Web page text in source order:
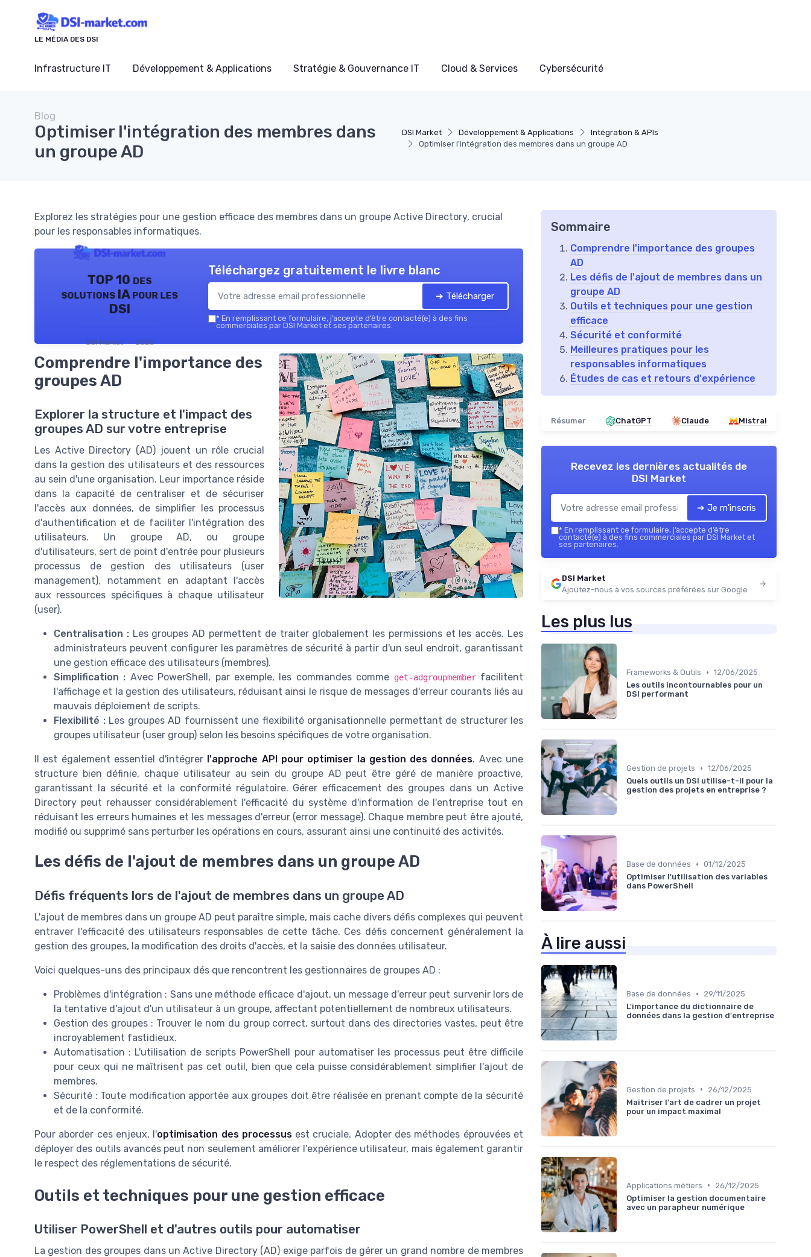
LE MÉDIA DES DSI
Infrastructure IT Développement & Applications Stratégie & Gouvernance IT Cloud & Services Cybersécurité
DSI Market Développement & Applications
Intégration & APIs
Optimiser l'intégration des membres dans un groupe AD
Blog
Optimiser l'intégration des membres dans
un groupe AD
Explorez les stratégies pour une gestion efficace des membres dans un groupe Active Directory, crucial
pour les responsables informatiques.
TOP 10 des
solutions IA pour les
DSI
DSI Market — 2026
Téléchargez gratuitement le livre blanc
➔ Télécharger
* En remplissant ce formulaire, j’accepte d’être contacté(e) à des fins
commerciales par DSI Market et ses partenaires.
Comprendre l'importance des
groupes AD
Explorer la structure et l'impact des
groupes AD sur votre entreprise
Les Active Directory (AD) jouent un rôle crucial
dans la gestion des utilisateurs et des ressources
au sein d'une organisation. Leur importance réside
dans la capacité de centraliser et de sécuriser
l'accès aux données, de simplifier les processus
d'authentification et de faciliter l'intégration des
utilisateurs. Un groupe AD, ou groupe
d'utilisateurs, sert de point d'entrée pour plusieurs
processus de gestion des utilisateurs (user
management), notamment en adaptant l'accès
aux ressources spécifiques à chaque utilisateur
(user).
Centralisation :Les groupes AD permettent de traiter globalement les permissions et les accès. Les
administrateurs peuvent configurer les paramètres de sécurité à partir d'un seul endroit, garantissant
une gestion efficace des utilisateurs (membres).
Simplification : Avec PowerShell, par exemple, les commandes comme get-adgroupmemberfacilitent
l'affichage et la gestion des utilisateurs, réduisant ainsi le risque de messages d'erreur courants liés au
mauvais déploiement de scripts.
Flexibilité :Les groupes AD fournissent une flexibilité organisationnelle permettant de structurer les
groupes utilisateur (user group) selon les besoins spécifiques de votre organisation.
Il est également essentiel d'intégrer l'approche API pour optimiser la gestion des données. Avec une
structure bien définie, chaque utilisateur au sein du groupe AD peut être géré de manière proactive,
garantissant la sécurité et la conformité régulatoire. Gérer efficacement des groupes dans un Active
Directory peut rehausser considérablement l'efficacité du système d'information de l'entreprise tout en
réduisant les erreurs humaines et les messages d'erreur (error message). Chaque membre peut être ajouté,
modifié ou supprimé sans perturber les opérations en cours, assurant ainsi une continuité des activités.
Les défis de l'ajout de membres dans un groupe AD
Défis fréquents lors de l'ajout de membres dans un groupe AD
L'ajout de membres dans un groupe AD peut paraître simple, mais cache divers défis complexes qui peuvent
entraver l'efficacité des utilisateursresponsables de cette tâche. Ces défis concernent généralement la
gestion des groupes, la modification des droits d'accès, et la saisie des données utilisateur.
Voici quelques-uns des principaux dés que rencontrent les gestionnaires de groupes AD :
Problèmes d'intégration : Sans une méthode efficace d'ajout, un message d'erreur peut survenir lors de
la tentative d'ajout d'un utilisateur à un groupe, affectant potentiellement de nombreux utilisateurs.
Gestion des groupes: Trouver le nom du groupcorrect, surtout dans des directories vastes, peut être
incroyablement fastidieux.
Automatisation : L'utilisation de scripts PowerShell pour automatiser les processus peut être difficile
pour ceux qui ne maîtrisent pas cet outil, bien que cela puisse considérablement simplifier l'ajout de
membres.
Sécurité : Toute modification apportée aux groupes doit être réalisée en prenant compte de la sécurité
et de la conformité.
Pour aborder ces enjeux, l'optimisation des processusest cruciale. Adopter des méthodes éprouvées et
déployer des outils avancés peut non seulement améliorer l'expérience utilisateur, mais également garantir
le respect des réglementations de sécurité.
Outils et techniques pour une gestion efficace
Utiliser PowerShell et d'autres outils pour automatiser
La gestion des groupes dans un Active Directory (AD) exige parfois de gérer un grand nombre de membres
Sommaire
Comprendre l'importance des groupes
AD
Les défis de l'ajout de membres dans un
groupe AD
Outils et techniques pour une gestion
efficace
Sécurité et conformité
Meilleures pratiques pour les
responsables informatiques
Études de cas et retours d'expérience
Résumer ChatGPT Claude Mistral
Recevez les dernières actualités de
DSI Market
➔ Je m'inscris
* En remplissant ce formulaire, j’accepte d’être
contacté(e) à des fins commerciales par DSI Market et
ses partenaires.
DSI Market
Ajoutez-nous à vos sources préférées sur Google
Les plus lus
Frameworks & Outils • 12/06/2025
Les outils incontournables pour un
DSI performant
Gestion de projets • 12/06/2025
Quels outils un DSI utilise-t-il pour la
gestion des projets en entreprise ?
Base de données • 01/12/2025
Optimiser l'utilisation des variables
dans PowerShell
À lire aussi
Base de données •
29/11/2025
L'importance du dictionnaire de
données dans la gestion d'entreprise
Gestion de projets •
26/12/2025
Maîtriser l'art de cadrer un projet
pour un impact maximal
Applications métiers •
26/12/2025
Optimiser la gestion documentaire
avec un parapheur numérique